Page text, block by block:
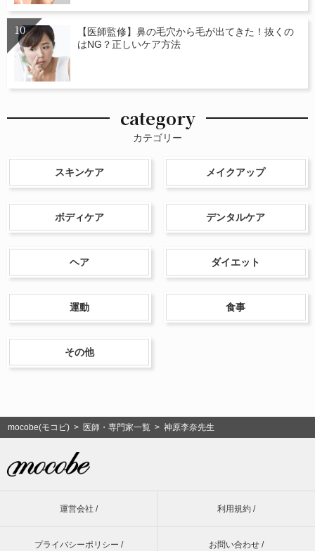
【医師監修】鼻の毛穴から毛が出てきた！抜くの
はNG？正しいケア方法
category
カテゴリー
スキンケア メイクアップ
ボディケア デンタルケア
ヘア ダイエット
運動 食事
その他
mocobe(モコビ) > 医師・専門家一覧 > 神原李奈先生
運営会社 / 利用規約 /
プライバシーポリシー / お問い合わせ /